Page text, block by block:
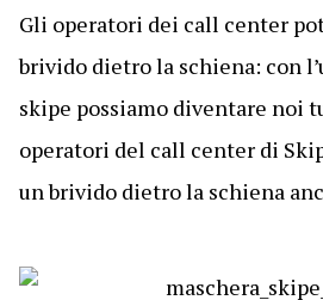
Gli operatori dei call center
brivido dietro la schiena: con
skipe possiamo diventare noi
operatori del call center di
un brivido dietro la schiena